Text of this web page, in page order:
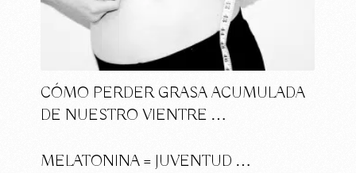
CÓMO PERDER GRASA ACUMULADA
DE NUESTRO VIENTRE …
MELATONINA = JUVENTUD …